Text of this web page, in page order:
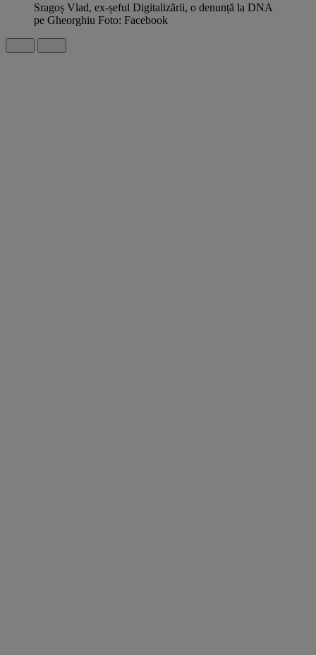
Sragoș Vlad, ex-șeful Digitalizării, o denunță la DNA
pe Gheorghiu Foto: Facebook